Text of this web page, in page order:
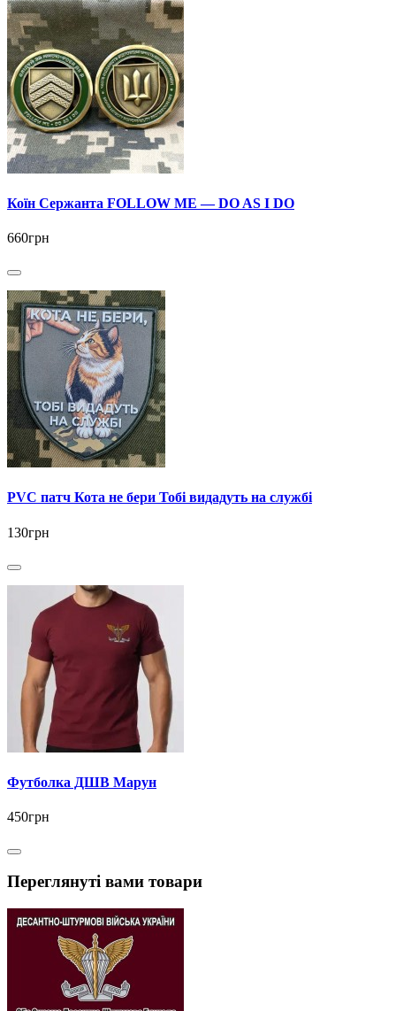
Коїн Сержанта FOLLOW ME — DO AS I DO
660грн
PVC патч Кота не бери Тобі видадуть на службі
130грн
Футболка ДШВ Марун
450грн
Переглянуті вами товари